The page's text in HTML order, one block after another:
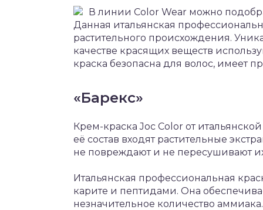
В линии Color Wear можно
Данная итальянская
растительного происхождения.
качестве красящих веществ
краска безопасна для волос, имеет
«Барекс»
Крем-краска Joc Color от
её состав входят растительные
не повреждают и не пересушивают
Итальянская профессиональная
карите и пептидами. Она
незначительное количество